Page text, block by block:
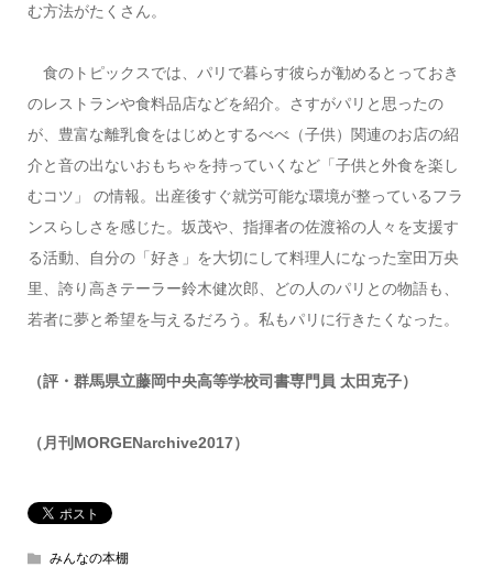
む方法がたくさん。
食のトピックスでは、パリで暮らす彼らが勧めるとっておき
のレストランや食料品店などを紹介。さすがパリと思ったの
が、豊富な離乳食をはじめとするべべ（子供）関連のお店の紹
介と音の出ないおもちゃを持っていくなど「子供と外食を楽し
むコツ」 の情報。出産後すぐ就労可能な環境が整っているフラ
ンスらしさを感じた。坂茂や、指揮者の佐渡裕の人々を支援す
る活動、自分の「好き」を大切にして料理人になった室田万央
里、誇り高きテーラー鈴木健次郎、どの人のパリとの物語も、
若者に夢と希望を与えるだろう。私もパリに行きたくなった。
（評・群馬県立藤岡中央高等学校司書専門員 太田克子）
（月刊MORGENarchive2017）
みんなの本棚